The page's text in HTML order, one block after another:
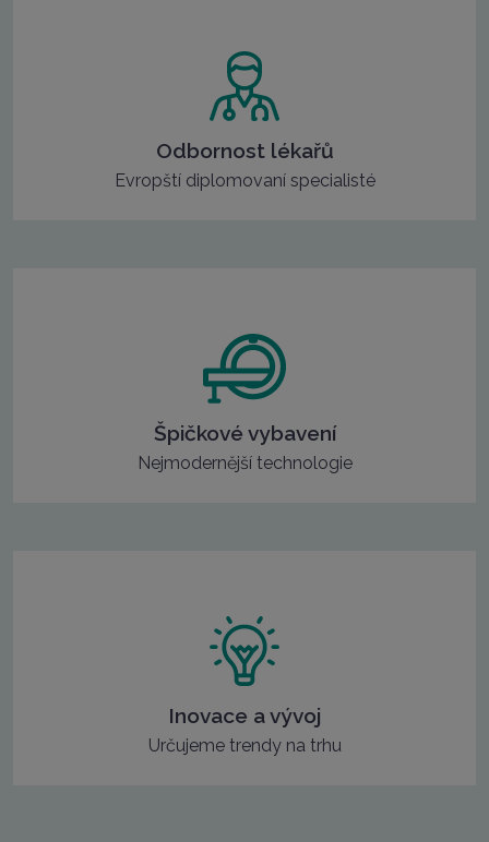
Odbornost lékařů
Evropští diplomovaní specialisté
Špičkové vybavení
Nejmodernější technologie
Inovace a vývoj
Určujeme trendy na trhu